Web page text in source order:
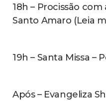
18h – Procissão
Santo Amaro (Leia
19h – Santa Missa –
Após – Evangeliza